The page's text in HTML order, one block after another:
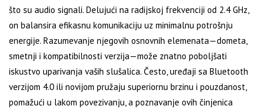
što su audio signali. Delujući na radijskoj frekvenciji od 2.4 GHz,
on balansira efikasnu komunikaciju uz minimalnu potrošnju
energije. Razumevanje njegovih osnovnih elemenata—dometa,
smetnji i kompatibilnosti verzija—može znatno poboljšati
iskustvo uparivanja vaših slušalica. Često, uređaji sa Bluetooth
verzijom 4.0 ili novijom pružaju superiornu brzinu i pouzdanost,
pomažući u lakom povezivanju, a poznavanje ovih činjenica